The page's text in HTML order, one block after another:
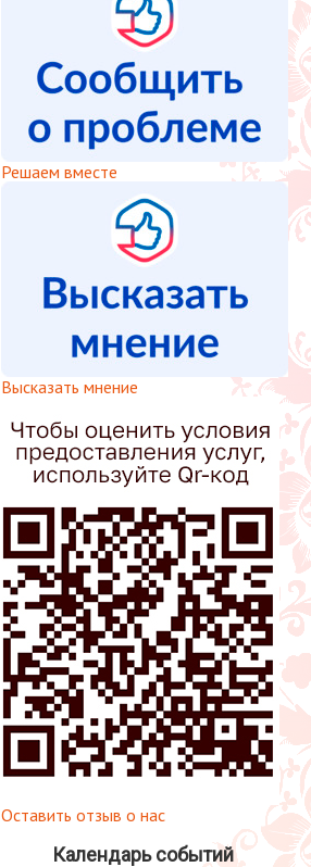
Решаем вместе
Высказать мнение
Оставить отзыв о нас
Календарь событий